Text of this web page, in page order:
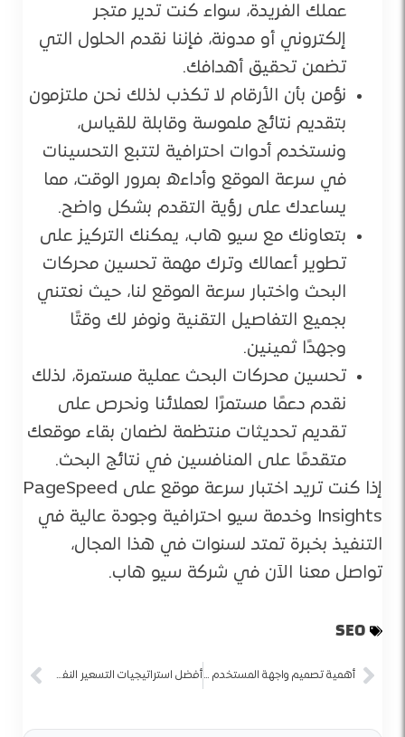
عملك الفريدة، سواء كنت تدير متجر
إلكتروني أو مدونة، فإننا نقدم الحلول التي
تضمن تحقيق أهدافك.
نؤمن بأن الأرقام لا تكذب لذلك نحن ملتزمون
بتقديم نتائج ملموسة وقابلة للقياس،
ونستخدم أدوات احترافية لتتبع التحسينات
في سرعة الموقع وأداءه بمرور الوقت، مما
يساعدك على رؤية التقدم بشكل واضح.
بتعاونك مع سيو هاب، يمكنك التركيز على
تطوير أعمالك وترك مهمة تحسين محركات
البحث واختبار سرعة الموقع لنا، حيث نعتني
بجميع التفاصيل التقنية ونوفر لك وقتًا
وجهدًا ثمينين.
تحسين محركات البحث عملية مستمرة، لذلك
نقدم دعمًا مستمرًا لعملائنا ونحرص على
تقديم تحديثات منتظمة لضمان بقاء موقعك
متقدمًا على المنافسين في نتائج البحث.
إذا كنت تريد اختبار سرعة موقع على PageSpeed
Insights وخدمة سيو احترافية وجودة عالية في
التنفيذ بخبرة تمتد لسنوات في هذا المجال،
تواصل معنا الآن في شركة سيو هاب.
SEO
أهمية تصميم واجهة المستخدم في تحسين تجربة التسوق الإلكتروني أفضل استراتيجيات التسعير النفسي لزيادة المبيعات الإلكترونية